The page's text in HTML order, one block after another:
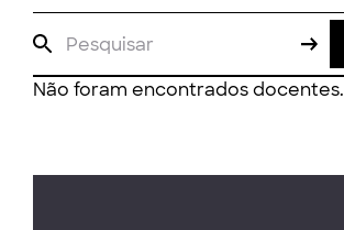
Não foram encontrados docentes.